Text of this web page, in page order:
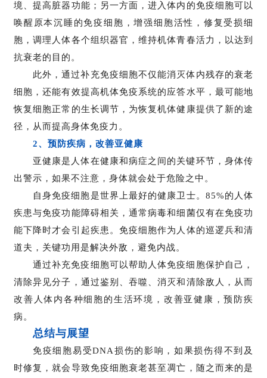
关
于
们
境、提高脏器功能；另一方面，进入体内的免疫细胞可以
唤醒原本沉睡的免疫细胞，增强细胞活性，修复受损细
胞，调理人体各个组织器官，维持机体青春活力，以达到
抗衰老的目的。
此外，通过补充免疫细胞不仅能消灭体内残存的衰老
细胞，还能有效提高机体免疫系统的应答水平，最可能地
恢复细胞正常的生长调节，为恢复机体健康提供了新的途
径，从而提高身体免疫力。
2、预防疾病，改善亚健康
亚健康是人体在健康和病症之间的关键环节，身体传
出警示，如果不注意，身体就会处于危险之中。
自身免疫细胞是世界上最好的健康卫士。85%的人体
疾患与免疫功能障碍相关，通常病毒和细菌仅有在免疫功
能下降时才会引起疾患。免疫细胞作为人体的巡逻兵和清
道夫，关键功用是解决外敌，避免内战。
通过补充免疫细胞可以帮助人体免疫细胞保护自己，
清除异见分子，通过鉴别、吞噬、消灭和清除敌人，从而
改善人体内各种细胞的生活环境，改善亚健康，预防疾
病。
总结与展望
免疫细胞易受DNA损伤的影响，如果损伤得不到及
时修复，就会导致免疫细胞衰老甚至凋亡，随之而来的是